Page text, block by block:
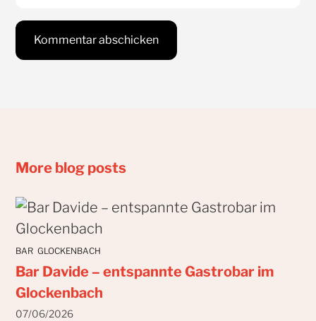
More blog posts
BAR GLOCKENBACH
Bar Davide – entspannte Gastrobar im
Glockenbach
07/06/2026